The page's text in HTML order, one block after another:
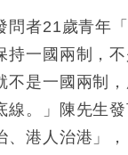
問者21歲青年
持一國兩制，
不是一國兩制
。」陳先生發
、港人治港」